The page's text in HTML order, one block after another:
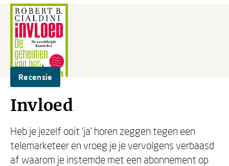
Recensie
Invloed
Heb je jezelf ooit 'ja' horen zeggen tegen een
telemarketeer en vroeg je je vervolgens verbaasd
af waarom je instemde met een abonnement op